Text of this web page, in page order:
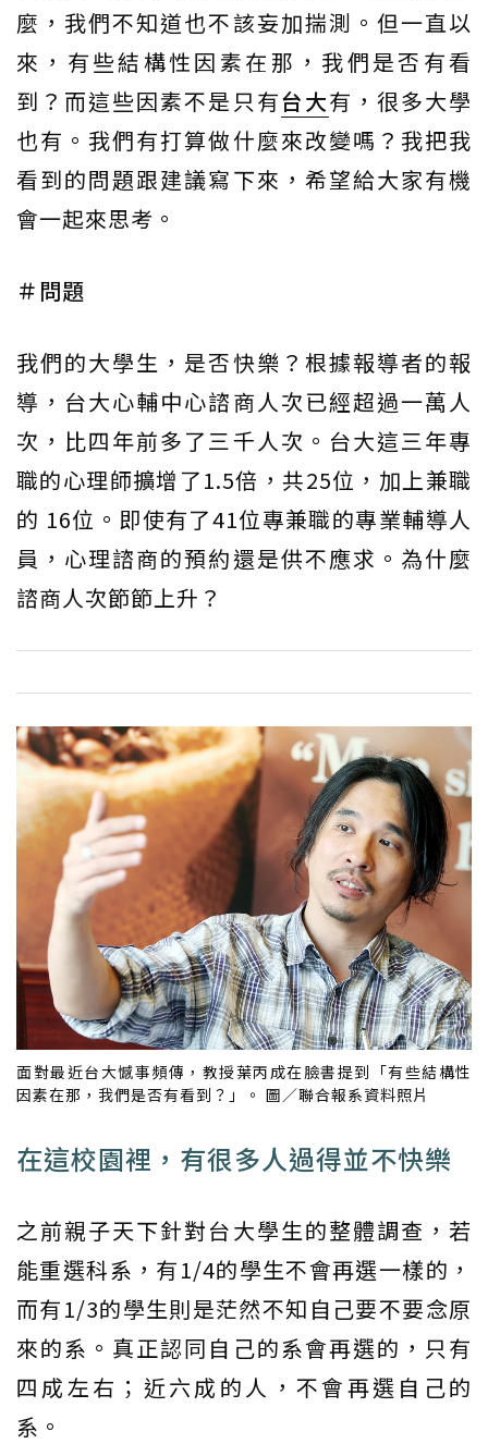
麼，我們不知道也不該妄加揣測。但一直以
來，有些結構性因素在那，我們是否有看
到？而這些因素不是只有台大有，很多大學
也有。我們有打算做什麼來改變嗎？我把我
看到的問題跟建議寫下來，希望給大家有機
會一起來思考。
＃問題
我們的大學生，是否快樂？根據報導者的報
導，台大心輔中心諮商人次已經超過一萬人
次，比四年前多了三千人次。台大這三年專
職的心理師擴增了1.5倍，共25位，加上兼職
的 16位。即使有了41位專兼職的專業輔導人
員，心理諮商的預約還是供不應求。為什麼
諮商人次節節上升？
面對最近台大憾事頻傳，教授葉丙成在臉書提到「有些結構性
因素在那，我們是否有看到？」。 圖／聯合報系資料照片
在這校園裡，有很多人過得並不快樂
之前親子天下針對台大學生的整體調查，若
能重選科系，有1/4的學生不會再選一樣的，
而有1/3的學生則是茫然不知自己要不要念原
來的系。真正認同自己的系會再選的，只有
四成左右；近六成的人，不會再選自己的
系。